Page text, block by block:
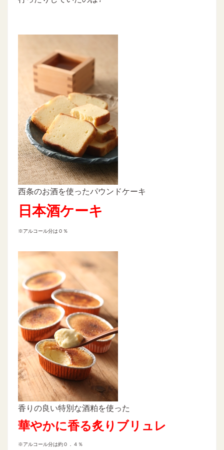
西条のお酒を使ったパウンドケーキ
日本酒ケーキ
※アルコール分は０％
香りの良い特別な酒粕を使った
華やかに香る炙りブリュレ
※アルコール分は約０．４％